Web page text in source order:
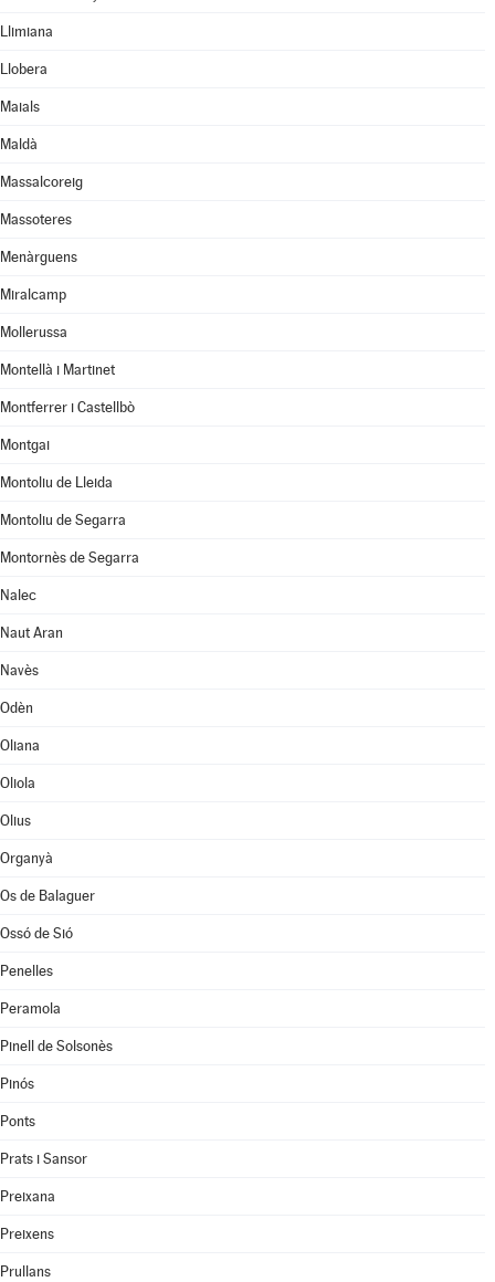
Llimiana
Llobera
Maials
Maldà
Massalcoreig
Massoteres
Menàrguens
Miralcamp
Mollerussa
Montellà i Martinet
Montferrer i Castellbò
Montgai
Montoliu de Lleida
Montoliu de Segarra
Montornès de Segarra
Nalec
Naut Aran
Navès
Odèn
Oliana
Oliola
Olius
Organyà
Os de Balaguer
Ossó de Sió
Penelles
Peramola
Pinell de Solsonès
Pinós
Ponts
Prats i Sansor
Preixana
Preixens
Prullans